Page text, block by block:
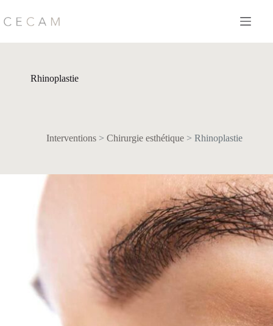
au
contenu
Rhinoplastie
Interventions > Chirurgie esthétique > Rhinoplastie